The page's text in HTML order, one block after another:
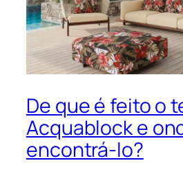
De que é feito o
Acquablock e
encontrá-lo?